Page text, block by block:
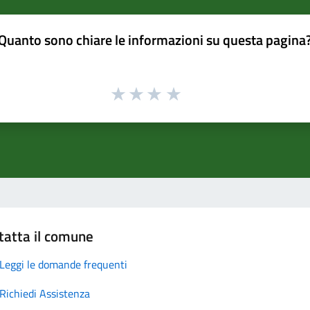
sono chiare le informazioni su questa
il comune
Leggi le domande frequenti
Richiedi Assistenza